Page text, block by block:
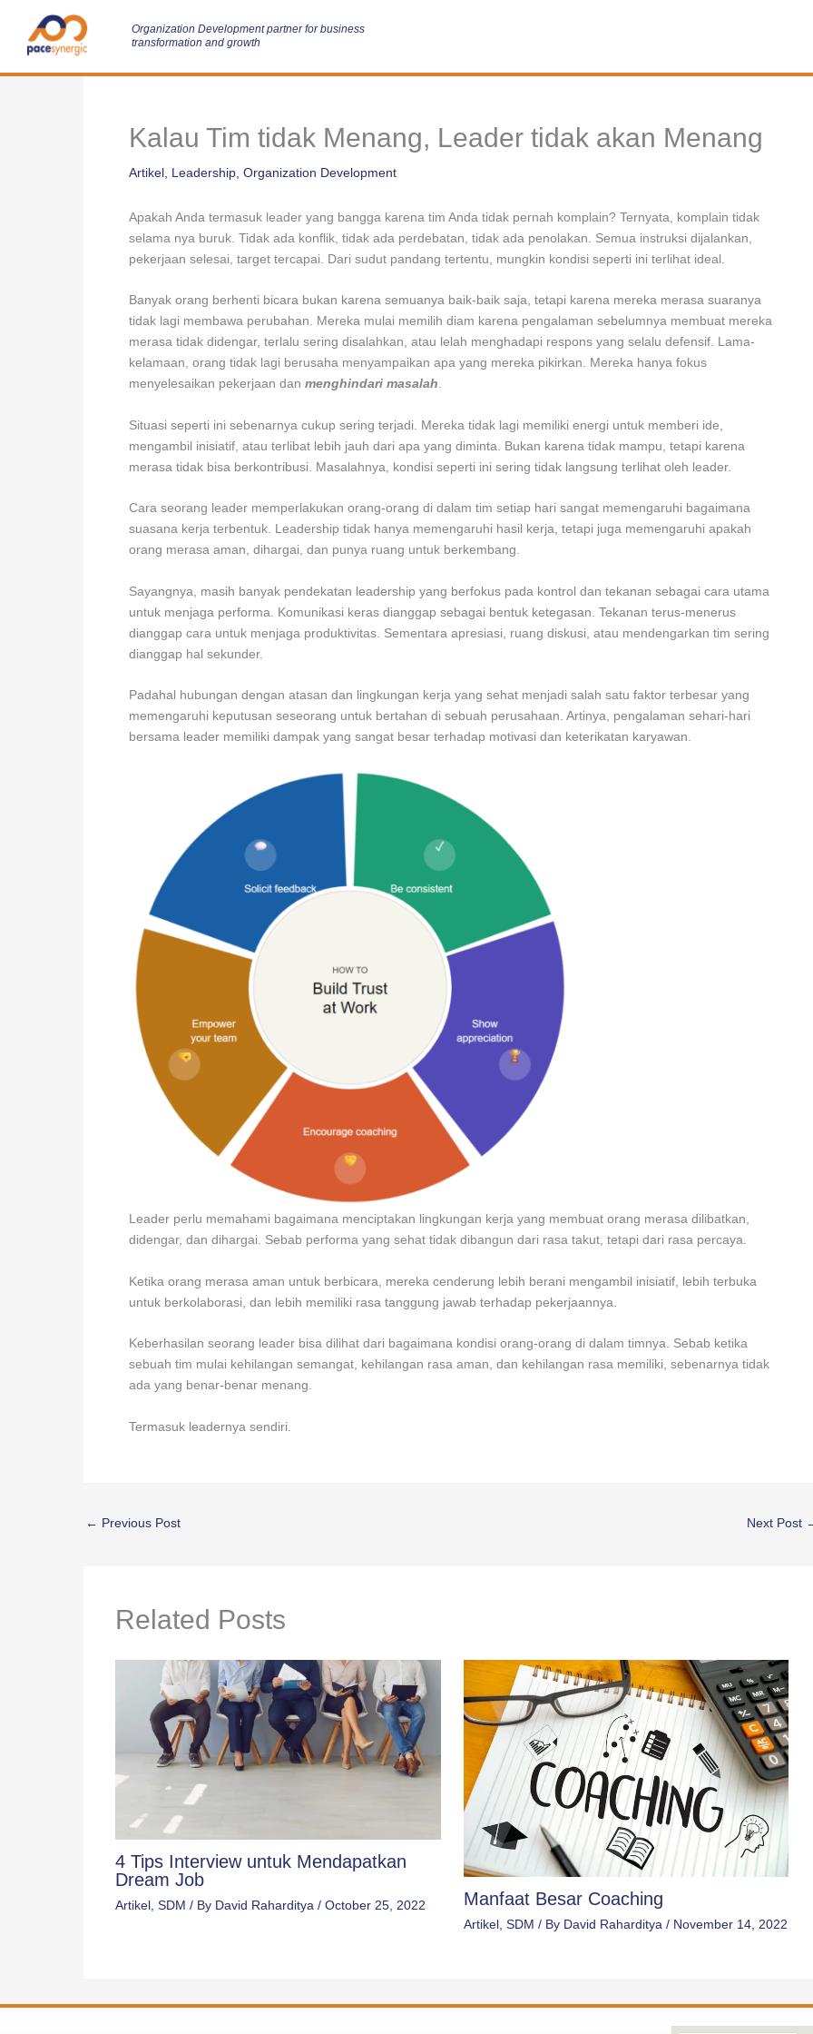
content
Organization Development partner for business
transformation and growth
Kalau Tim tidak Menang, Leader tidak akan Menang
Artikel Leadership Organization Development
Apakah Anda termasuk leader yang bangga karena tim Anda tidak pernah komplain? Ternyata, komplain tidak
selama nya buruk. Tidak ada konflik, tidak ada perdebatan, tidak ada penolakan. Semua instruksi dijalankan,
pekerjaan selesai, target tercapai. Dari sudut pandang tertentu, mungkin kondisi seperti ini terlihat ideal.
Banyak orang berhenti bicara bukan karena semuanya baik-baik saja, tetapi karena mereka merasa suaranya
tidak lagi membawa perubahan. Mereka mulai memilih diam karena pengalaman sebelumnya membuat mereka
merasa tidak didengar, terlalu sering disalahkan, atau lelah menghadapi respons yang selalu defensif. Lama-
kelamaan, orang tidak lagi berusaha menyampaikan apa yang mereka pikirkan. Mereka hanya fokus
menyelesaikan pekerjaan dan menghindari masalah.
Situasi seperti ini sebenarnya cukup sering terjadi. Mereka tidak lagi memiliki energi untuk memberi ide,
mengambil inisiatif, atau terlibat lebih jauh dari apa yang diminta. Bukan karena tidak mampu, tetapi karena
merasa tidak bisa berkontribusi. Masalahnya, kondisi seperti ini sering tidak langsung terlihat oleh leader.
Cara seorang leader memperlakukan orang-orang di dalam tim setiap hari sangat memengaruhi bagaimana
suasana kerja terbentuk. Leadership tidak hanya memengaruhi hasil kerja, tetapi juga memengaruhi apakah
orang merasa aman, dihargai, dan punya ruang untuk berkembang.
Sayangnya, masih banyak pendekatan leadership yang berfokus pada kontrol dan tekanan sebagai cara utama
untuk menjaga performa. Komunikasi keras dianggap sebagai bentuk ketegasan. Tekanan terus-menerus
dianggap cara untuk menjaga produktivitas. Sementara apresiasi, ruang diskusi, atau mendengarkan tim sering
dianggap hal sekunder.
Padahal hubungan dengan atasan dan lingkungan kerja yang sehat menjadi salah satu faktor terbesar yang
memengaruhi keputusan seseorang untuk bertahan di sebuah perusahaan. Artinya, pengalaman sehari-hari
bersama leader memiliki dampak yang sangat besar terhadap motivasi dan keterikatan karyawan.
Leader perlu memahami bagaimana menciptakan lingkungan kerja yang membuat orang merasa dilibatkan,
didengar, dan dihargai. Sebab performa yang sehat tidak dibangun dari rasa takut, tetapi dari rasa percaya.
Ketika orang merasa aman untuk berbicara, mereka cenderung lebih berani mengambil inisiatif, lebih terbuka
untuk berkolaborasi, dan lebih memiliki rasa tanggung jawab terhadap pekerjaannya.
Keberhasilan seorang leader bisa dilihat dari bagaimana kondisi orang-orang di dalam timnya. Sebab ketika
sebuah tim mulai kehilangan semangat, kehilangan rasa aman, dan kehilangan rasa memiliki, sebenarnya tidak
ada yang benar-benar menang.
Termasuk leadernya sendiri.
← Previous Post Next Post
Related Posts
4 Tips Interview untuk Mendapatkan
Dream Job
Artikel SDM / By David Raharditya / October 25, 2022 Manfaat Besar Coaching
Artikel, SDM / By David Raharditya / November 14, 2022